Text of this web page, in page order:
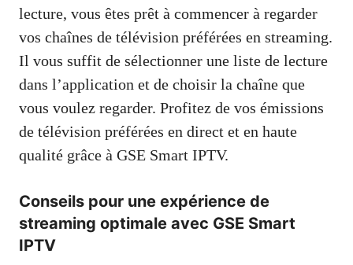
lecture, vous êtes prêt à commencer à regarder
vos chaînes de télévision préférées en streaming.
Il vous suffit de sélectionner une liste de lecture
dans l’application et de choisir la chaîne que
vous voulez regarder. Profitez de vos émissions
de télévision préférées en direct et en haute
qualité grâce à GSE Smart IPTV.
Conseils pour une expérience de
streaming optimale avec GSE Smart
IPTV